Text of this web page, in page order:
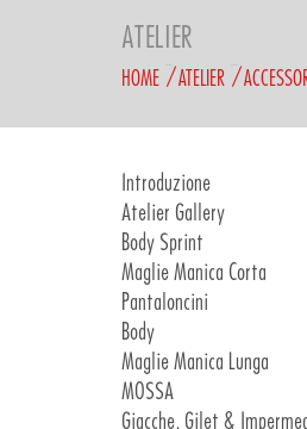
ATELIER
HOME ATELIER
Introduzione
Atelier Gallery
Atelier Gallery 2025
Atelier Gallery 2024
Atelier Gallery 2023
Atelier Gallery 2022
Atelier Gallery 2021
Atelier Gallery 2020
Body Sprint
Maglie Manica Corta
Pantaloncini
Body
Maglie Manica Lunga
MOSSA
Giacche, Gilet &